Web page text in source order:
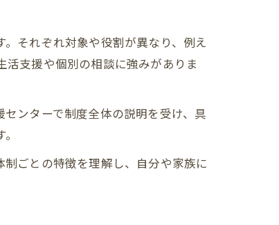
それぞれ対象や役割が異なり、例え
支援や個別の相談に強みがありま
ンターで制度全体の説明を受け、具
ごとの特徴を理解し、自分や家族に